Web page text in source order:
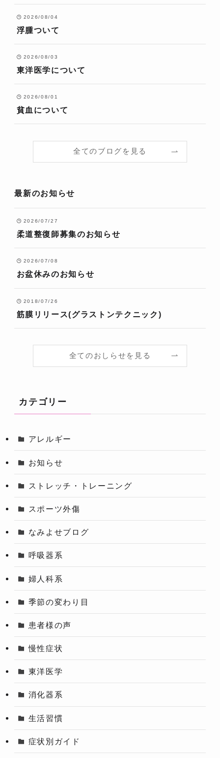
2026/08/04
浮腫ついて
2026/08/03
東洋医学について
2026/08/01
貧血について
全てのブログを見る
最新のお知らせ
2026/07/27
柔道整復師募集のお知らせ
2026/07/08
お盆休みのお知らせ
2018/07/26
筋膜リリース(グラストンテクニック)
全てのおしらせを見る
カテゴリー
アレルギー
お知らせ
ストレッチ・トレーニング
スポーツ外傷
なみよせブログ
呼吸器系
婦人科系
季節の変わり目
患者様の声
慢性症状
東洋医学
消化器系
生活習慣
症状別ガイド